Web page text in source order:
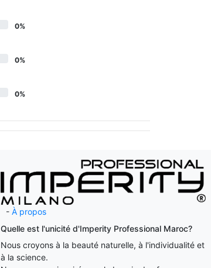
0%
0%
0%
- À propos
Quelle est l'unicité d'Imperity Professional Maroc?
Nous croyons à la beauté naturelle, à l'individualité et
à la science.